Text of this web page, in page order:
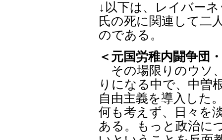
↓以下は、レイバー
氏の死に関連して二
のである。
＜元国労稚内闘争団
その場限りのウソ
りになる中で、中曽
自由主義を導入した
何も考えず、日々を
ある。もっと政治に